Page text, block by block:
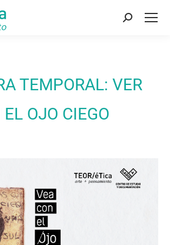
Buscar:
TEMPORAL: VER
EL OJO CIEGO